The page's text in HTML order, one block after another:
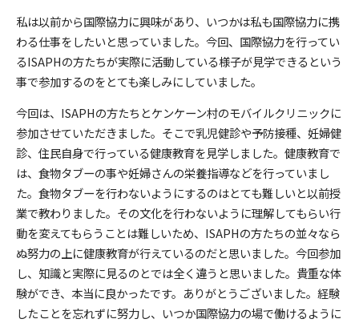
私は以前から国際協力に興味があり、いつかは私も国際協力に携
わる仕事をしたいと思っていました。今回、国際協力を行ってい
るISAPHの方たちが実際に活動している様子が見学できるという
事で参加するのをとても楽しみにしていました。
今回は、ISAPHの方たちとケンケーン村のモバイルクリニックに
参加させていただきました。そこで乳児健診や予防接種、妊婦健
診、住民自身で行っている健康教育を見学しました。健康教育で
は、食物タブーの事や妊婦さんの栄養指導などを行っていまし
た。食物タブーを行わないようにするのはとても難しいと以前授
業で教わりました。その文化を行わないように理解してもらい行
動を変えてもらうことは難しいため、ISAPHの方たちの並々なら
ぬ努力の上に健康教育が行えているのだと思いました。今回参加
し、知識と実際に見るのとでは全く違うと思いました。貴重な体
験ができ、本当に良かったです。ありがとうございました。経験
したことを忘れずに努力し、いつか国際協力の場で働けるように